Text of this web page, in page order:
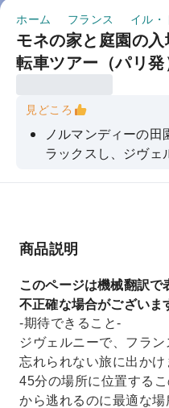
ホーム フランス イル・
モネの家と庭園の
転車ツアー（パリ発
見どころ
ノルマンディーの田
ラックスし、ジヴェ
商品説明
このページは機械翻訳
不正確な場合がございま
-期待できること-
ジヴェルニーで、フラン
忘れられない旅に出か
45分の場所に位置する
から逃れるのに最適な場